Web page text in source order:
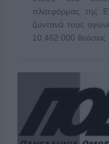
πλατφόρμας της
ζωντανά τους
10.462.000